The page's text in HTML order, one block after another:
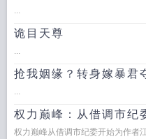
...
诡目天尊
...
抢我姻缘？转身嫁暴君
...
权力巅峰：从借调市纪
权力巅峰从借调市纪委开始为作者